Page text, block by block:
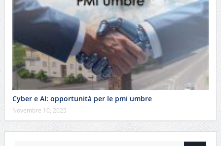
Cyber e AI: opportunità per le pmi umbre
Novembre 10, 2025